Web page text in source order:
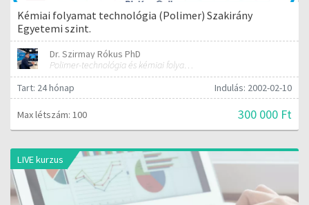
Kémiai folyamat technológia (Polimer) Szakirány
Egyetemi szint.
Dr. Szirmay Rókus PhD
Polimer-technológia és kémiai folyamat-technológia
Tart: 24 hónap
Indulás: 2002-02-10
Max létszám: 100 300 000 Ft
LIVE kurzus